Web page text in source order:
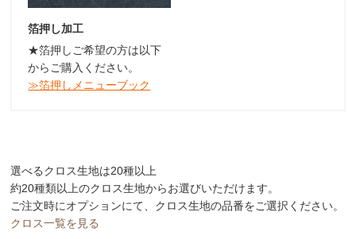
箔押し加工
★箔押しご希望の方は以下
からご購入ください。
≫箔押しメニューブック
選べるクロス生地は20種以上
約20種類以上のクロス生地からお選びいただけます。
ご注文時にオプションにて、クロス生地の品番をご選択ください。
クロス一覧を見る